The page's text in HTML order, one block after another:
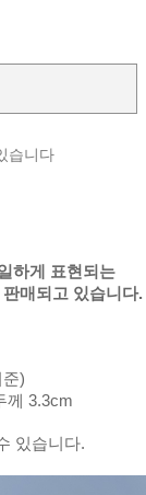
습니다
하게 표현되는
매되고 있습니다.
)
께 3.3cm
있습니다.